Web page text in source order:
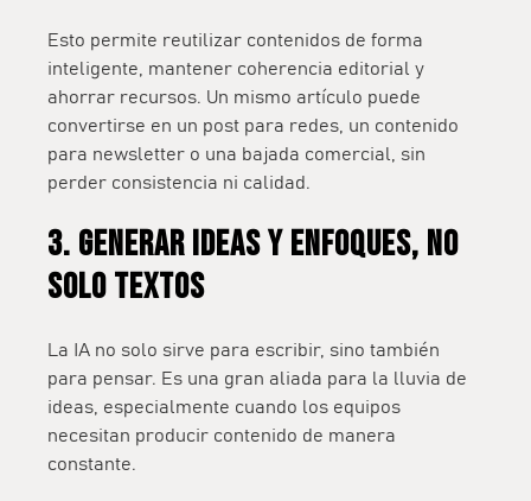
Esto permite reutilizar contenidos de forma
inteligente, mantener coherencia editorial y
ahorrar recursos. Un mismo artículo puede
convertirse en un post para redes, un contenido
para newsletter o una bajada comercial, sin
perder consistencia ni calidad.
3. Generar ideas y enfoques, no
solo textos
La IA no solo sirve para escribir, sino también
para pensar. Es una gran aliada para la lluvia de
ideas, especialmente cuando los equipos
necesitan producir contenido de manera
constante.